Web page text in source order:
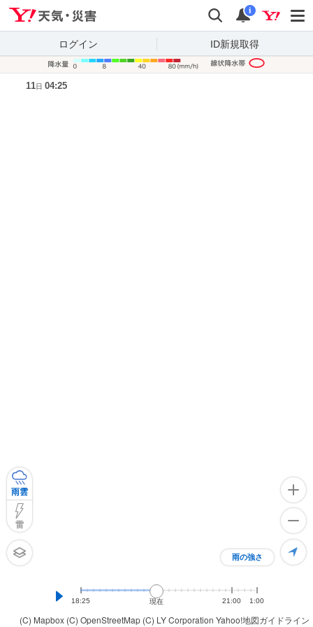
検索 通知
i
ログイン ID新規取得
(C) Mapbox (C) OpenStreetMap (C) LY Corporation Yahoo!地図ガイドライン
雨の強さ
雨雲
雷
18:25 現在 21:00 1:00
11日 04:25